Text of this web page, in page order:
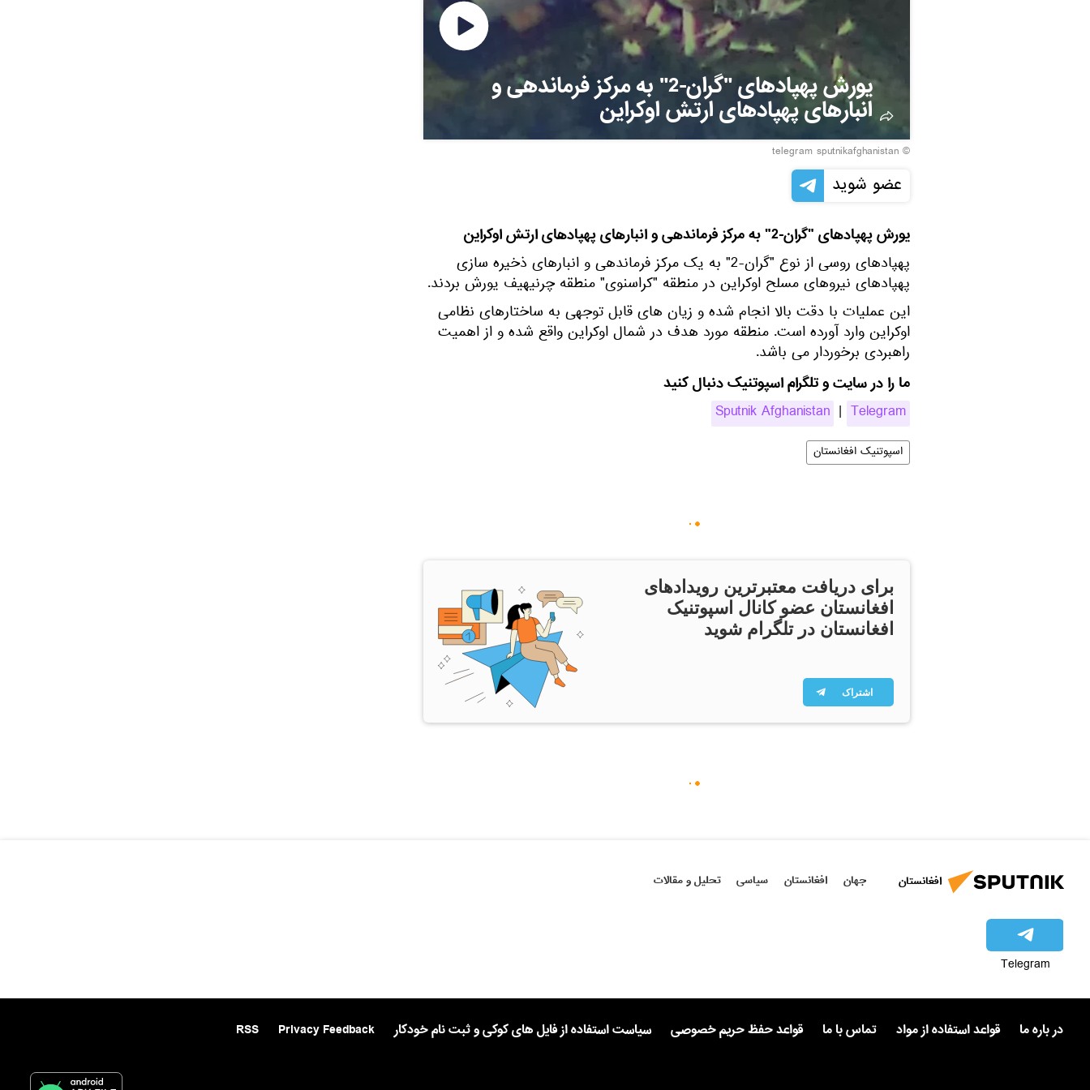
یورش پهپادهای "گران-2" به مرکز فرماندهی و
انبارهای پهپادهای ارتش اوکراین
© telegram sputnikafghanistan
عضو شوید
یورش پهپادهای "گران-2" به مرکز فرماندهی و انبارهای پهپادهای ارتش اوکراین
پهپادهای روسی از نوع "گران-2" به یک مرکز فرماندهی و انبارهای ذخیره سازی
پهپادهای نیروهای مسلح اوکراین در منطقه "کراسنوی" منطقه چرنیهیف یورش بردند.
این عملیات با دقت بالا انجام شده و زیان های قابل توجهی به ساختارهای نظامی
اوکراین وارد آورده است. منطقه مورد هدف در شمال اوکراین واقع شده و از اهمیت
راهبردی برخوردار می باشد.
ما را در سایت و تلگرام اسپوتنیک دنبال کنید
Sputnik Afghanistan | Telegram
اسپوتنیک افغانستان
برای دریافت معتبرترین رویدادهای
افغانستان عضو کانال اسپوتنیک
افغانستان در تلگرام شوید
اشتراک
افغانستان جهان افغانستان سیاسی تحلیل و مقالات
Telegram
در باره ما قواعد استفاده از مواد تماس با ما قواعد حفظ حریم خصوصی سیاست استفاده از فایل های کوکی و ثبت نام خودکار Privacy Feedback
RSS